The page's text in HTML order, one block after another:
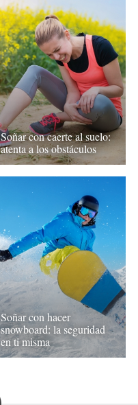
Soñar con caerte al suelo:
atenta a los obstáculos
Soñar con hacer
snowboard: la seguridad
en ti misma